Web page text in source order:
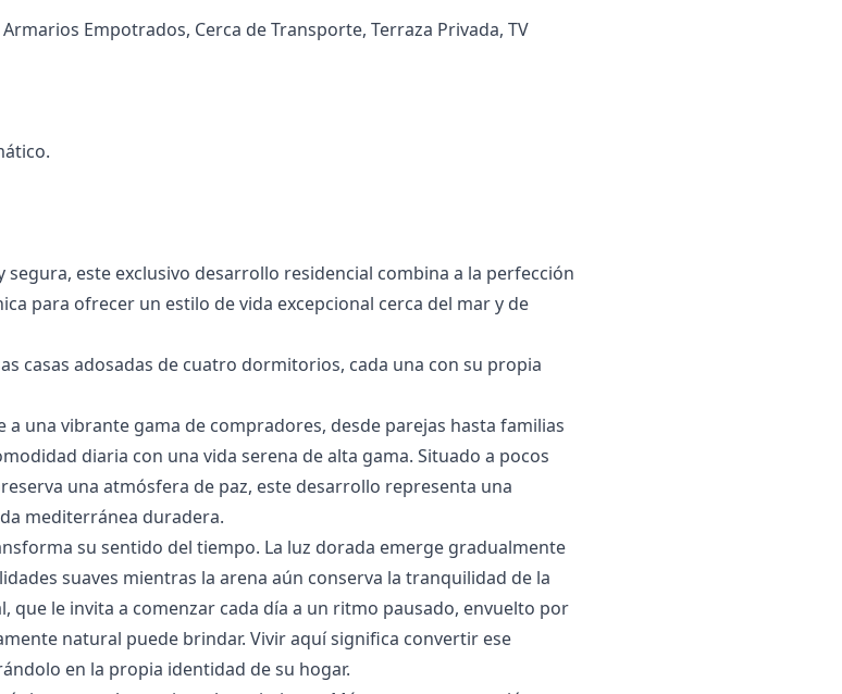
Empotrados, Cerca de ‌Transporte, ‌Terraza ‌Privada, ‌TV
este exclusivo desarrollo residencial combina a la perfección
para ofrecer un estilo de vida excepcional cerca del mar y de
casas adosadas de cuatro dormitorios, cada una con su propia
una vibrante gama de compradores, desde parejas hasta familias
diaria con una vida serena ‌de ‌alta ‌gama. ‌Situado ‌a pocos
una atmósfera ‌de ‌paz, ‌este ‌desarrollo representa ‌una
‌mediterránea ‌duradera.
su sentido del tiempo. La luz dorada emerge gradualmente
suaves mientras la arena aún conserva la tranquilidad de la
que le invita a comenzar cada día a un ritmo pausado, envuelto por
natural puede brindar. Vivir aquí significa convertir ese
en la propia identidad de su hogar.